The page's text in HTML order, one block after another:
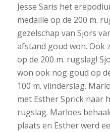
Jesse Saris het
medaille op de 200 m.
gezelschap van Sjors
afstand goud won. Ook
op de 200 m. rugslag!
won ook nog goud op
100 m. vlinderslag.
met Esther Sprick naar
rugslag. Marloes
plaats en Esther werd